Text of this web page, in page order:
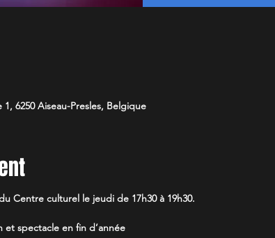
6250 Aiseau-Presles, Belgique
Centre culturel le jeudi de 17h30 à 19h30.
spectacle en fin d’année